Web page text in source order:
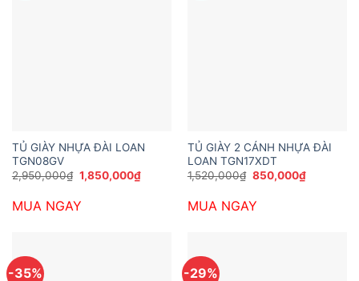
TỦ GIÀY NHỰA ĐÀI LOAN
TGN08GV
2,950,000₫ Giá
gốc
2,950,000₫.
1,850,000₫Giá
hiện
MUA NGAY
TỦ GIÀY 2 CÁNH NHỰA ĐÀI
LOAN TGN17XDT
1,520,000₫ Giá
1,520,000₫.
850,000₫Giá
hiện
MUA NGAY
-35% -29%